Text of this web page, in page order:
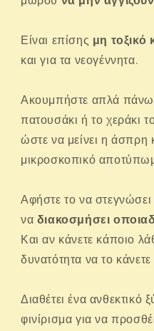
Είναι επίσης μη
και για τα νεογέννητα.
Ακουμπήστε απλά πάνω
πατουσάκι ή το χεράκι
ώστε να μείνει η άσπρη
μικροσκοπικό
Αφήστε το να στεγνώσει
να διακοσμήσει
Και αν κάνετε κάποιο
δυνατότητα να το
Διαθέτει ένα ανθεκτικό
φινίρισμα για να